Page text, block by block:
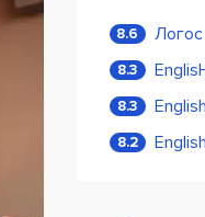
8.6 Логос
8.3
8.3
8.2